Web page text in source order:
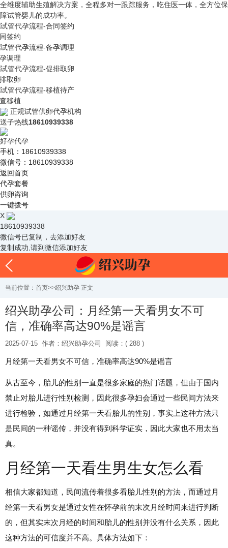
全维度辅助生殖解决方案，全程多对一跟踪服务，吃住医一体，全方位保
障试管婴儿的成功率。
签约
调理
取卵
移植
正规试管供卵代孕机构
送子热线18610939338
好孕代孕
手机：18610939338
微信号：18610939338
返回首页
代孕套餐
供卵咨询
一键拨号
X
18610939338
微信号已复制，去添加好友
复制成功,请到微信添加好友
当前位置： 首页>>绍兴助孕 正文
绍兴助孕公司：月经第一天看男女不可
信，准确率高达90%是谣言
2025-07-15 作者：绍兴助孕公司 阅读：( 288 )
月经第一天看男女不可信，准确率高达90%是谣言
从古至今，胎儿的性别一直是很多家庭的热门话题，但由于国内
禁止对胎儿进行性别检测，因此很多孕妇会通过一些民间方法来
进行检验，如通过月经第一天看胎儿的性别，事实上这种方法只
是民间的一种谣传，并没有得到科学证实，因此大家也不用太当
真。
月经第一天看生男生女怎么看
相信大家都知道，民间流传着很多看胎儿性别的方法，而通过月
经第一天看男女是通过女性在怀孕前的末次月经时间来进行判断
的，但其实末次月经的时间和胎儿的性别并没有什么关系，因此
这种方法的可信度并不高。具体方法如下：